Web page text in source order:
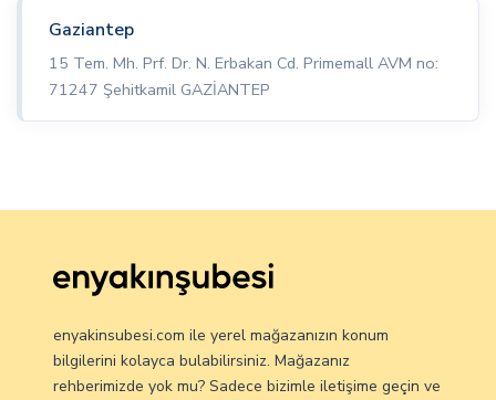
Gaziantep
15 Tem. Mh. Prf. Dr. N. Erbakan Cd. Primemall AVM no:
71247 Şehitkamil GAZİANTEP
enyakinsubesi.com ile yerel mağazanızın konum
bilgilerini kolayca bulabilirsiniz. Mağazanız
rehberimizde yok mu? Sadece bizimle iletişime geçin ve